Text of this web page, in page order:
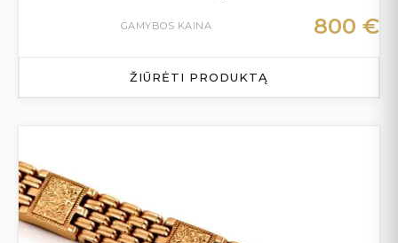
GAMYBOS KAINA 800 €
ŽIŪRĖTI PRODUKTĄ